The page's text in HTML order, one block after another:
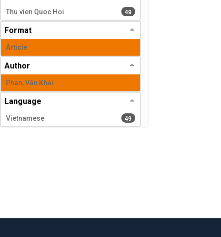
Thu vien Quoc Hoi 49 results
49
Format
Article
Author
Phan, Văn Khải
Language
Vietnamese 49 results
49